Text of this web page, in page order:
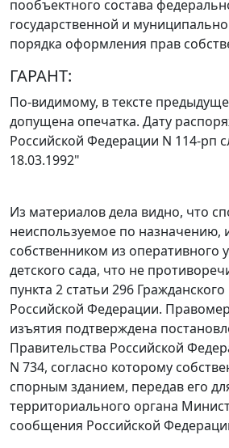
пообъектного состава
государственной и
порядка оформления прав
ГАРАНТ:
По-видимому, в тексте
допущена опечатка. Дату
Российской Федерации N 114-рп
18.03.1992"
Из материалов дела видно, что
неиспользуемое по назначению,
собственником из оперативного
детского сада, что не
пункта 2 статьи 296 Гражданского
Российской Федерации.
изъятия подтверждена
Правительства Российской
N 734, согласно которому
спорным зданием, передав его
территориального органа
сообщения Российской